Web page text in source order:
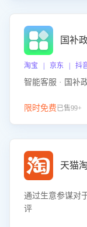
国补
淘宝 | 京东 | 抖
智能客服 · 国补
限时免费已售99+
天猫
通过生意参谋对
评